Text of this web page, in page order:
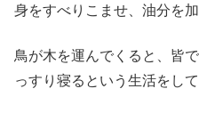
身をすべりこませ、油分を
鳥が木を運んでくると、皆
っすり寝るという生活をして